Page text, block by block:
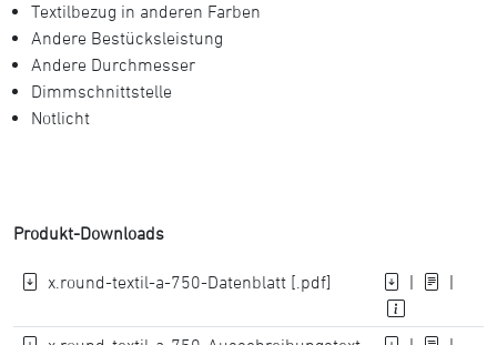
Textilbezug in anderen Farben
Andere Bestücksleistung
Andere Durchmesser
Dimmschnittstelle
Notlicht
Produkt-Downloads
x.round-textil-a-750-Datenblatt [.pdf] | |